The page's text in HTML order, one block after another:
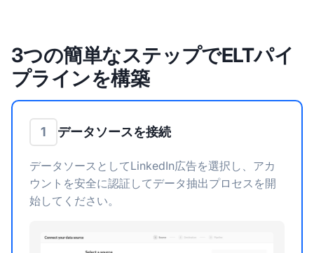
3つの簡単なステップでELTパイ
プラインを構築
1 データソースを接続
データソースとしてLinkedIn広告を選択し、アカ
ウントを安全に認証してデータ抽出プロセスを開
始してください。